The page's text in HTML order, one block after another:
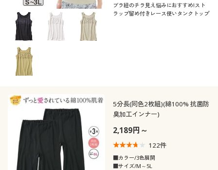
ブラ紐のチラ見え悩みにおすすめ!スト
ラップ留め付きレース使いタンクトップ
5分長(同色2枚組)(綿100% 抗菌防
臭加工インナー)
2,189円～
122件
■カラー/3色展開
■サイズ/M～5L